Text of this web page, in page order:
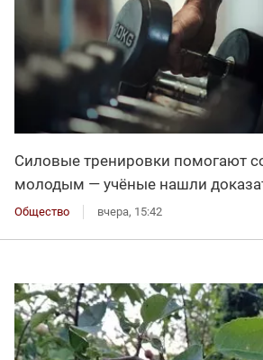
Силовые тренировки помогают
молодым — учёные нашли
Общество вчера, 15:42